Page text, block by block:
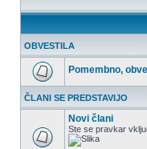
OBVESTILA
Pomembno,
ČLANI SE PREDSTAVIJO
Novi člani
Ste se pravkar